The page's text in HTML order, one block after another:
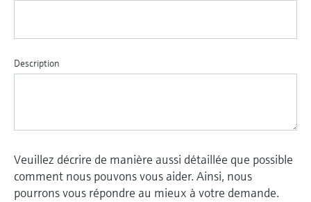
Description
Veuillez décrire de manière aussi détaillée que possible
comment nous pouvons vous aider. Ainsi, nous
pourrons vous répondre au mieux à votre demande.